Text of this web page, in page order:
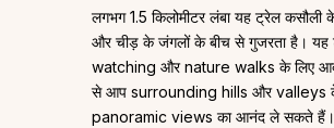
लगभग 1.5 किलोमीटर लंबा यह ट्रेल कसौली
और चीड़ के जंगलों के बीच से गुजरता है।
watching और nature walks के लिए
से आप surrounding hills और valleys
panoramic views का आनंद ले सकते हैं।